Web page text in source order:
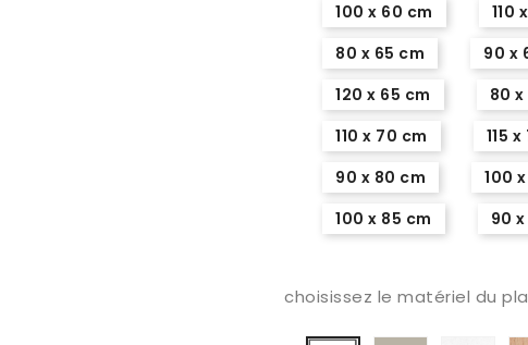
100 x 60 cm
110
80 x 65 cm
90 x
120 x 65 cm
80
110 x 70 cm
115
90 x 80 cm
100
100 x 85 cm
90
choisissez le matériel du